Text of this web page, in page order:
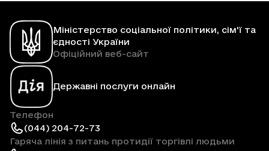
Міністерство соціальної політики, сім'ї та
єдності України
Офіційний веб-сайт
Державні послуги онлайн
Телефон
(044) 204-72-73
Гаряча лінія з питань протидії торгівлі людьми